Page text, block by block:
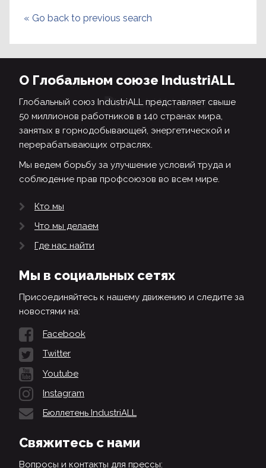
« Go back to previous search
О Глобальном союзе IndustriALL
Глобальный союз IndustriALL представляет свыше
50 миллионов работников в 140 странах мира,
занятых в горнодобывающей, энергетической и
перерабатывающих отраслях.
Мы ведем борьбу за улучшение условий труда и
соблюдение прав профсоюзов во всем мире.
Кто мы
Что мы делаем
Где нас найти
Мы в социальных сетях
Присоединяйтесь к нашему движению и следите за
новостями на:
Facebook
Twitter
Youtube
Instagram
Бюллетень IndustriALL
Свяжитесь с нами
Вопросы и контакты для прессы: